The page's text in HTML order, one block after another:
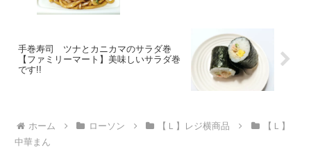
手巻寿司 ツナとカニカマのサラダ巻
【ファミリーマート】美味しいサラダ巻
です!!
ホーム ローソン 【Ｌ】レジ横商品
【Ｌ】
中華まん